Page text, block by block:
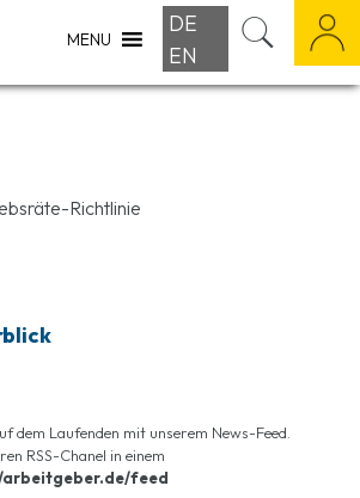
MENU
DE
EN
Richtlinie
dem Laufenden mit unserem News-Feed.
RSS-Chanel in einem
feed